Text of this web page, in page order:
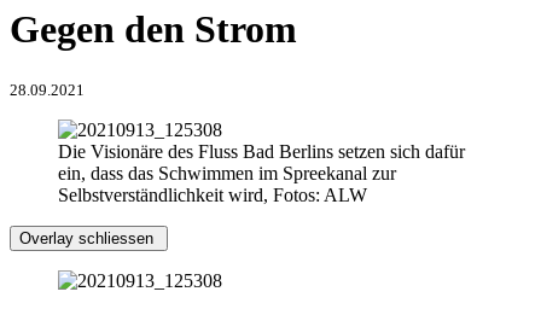
Gegen den Strom
28.09.2021
Die Visionäre des Fluss Bad Berlins setzen sich dafür
ein, dass das Schwimmen im Spreekanal zur
Selbstverständlichkeit wird, Fotos: ALW
Overlay schliessen